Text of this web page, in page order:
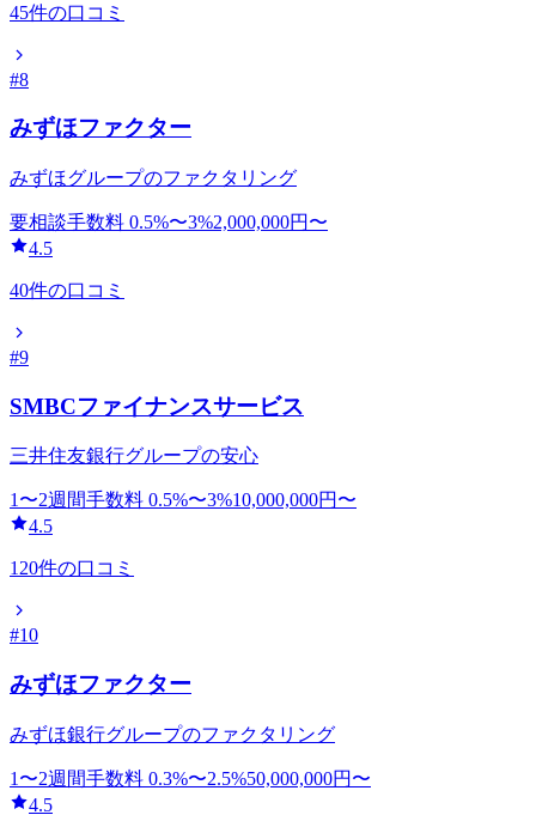
45件の口コミ
#8
みずほファクター
みずほグループのファクタリング
要相談手数料 0.5%〜3%2,000,000円〜
4.5
40件の口コミ
#9
SMBCファイナンスサービス
三井住友銀行グループの安心
1〜2週間手数料 0.5%〜3%10,000,000円〜
4.5
120件の口コミ
#10
みずほファクター
みずほ銀行グループのファクタリング
1〜2週間手数料 0.3%〜2.5%50,000,000円〜
4.5